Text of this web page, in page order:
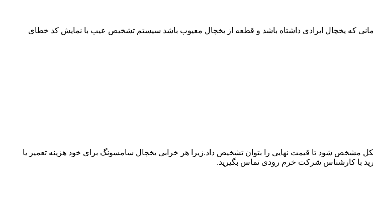
که یخچال ایرادی داشتاه باشد و قطعه از یخچال معیوب باشد سیستم تشخیص عیب با نمایش کد خطای
مشخص شود تا قیمت نهایی را بتوان تشخیص داد.زیرا هر خرابی یخچال سامسونگ برای خود هزینه تعمیر یا
با کارشناس شرکت خرم رودی تماس بگیرید.